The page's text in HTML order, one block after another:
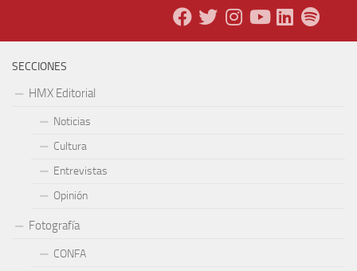
SECCIONES
HMX Editorial
Noticias
Cultura
Entrevistas
Opinión
Fotografía
CONFA